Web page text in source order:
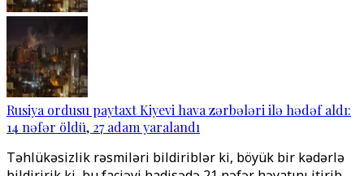
Rusiya ordusu paytaxt Kiyevi hava zərbələri ilə hədəf aldı:
14 nəfər öldü, 27 adam yaralandı
Təhlükəsizlik rəsmiləri bildiriblər ki, böyük bir kədərlə